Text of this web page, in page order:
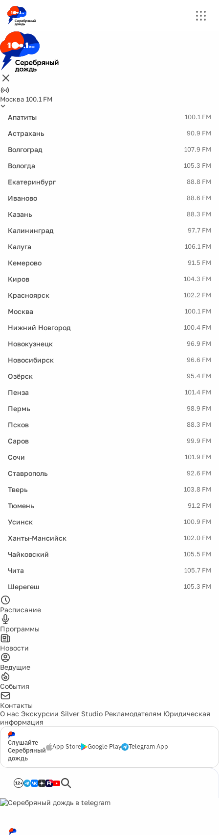
Москва 100.1 FM
Апатиты 100.1 FM
Астрахань 90.9 FM
Волгоград 107.9 FM
Вологда 105.3 FM
Екатеринбург 88.8 FM
Иваново 88.6 FM
Казань 88.3 FM
Калининград 97.7 FM
Калуга 106.1 FM
Кемерово 91.5 FM
Киров 104.3 FM
Красноярск 102.2 FM
Москва 100.1 FM
Нижний Новгород 100.4 FM
Новокузнецк 96.9 FM
Новосибирск 96.6 FM
Озёрск 95.4 FM
Пенза 101.4 FM
Пермь 98.9 FM
Псков 88.3 FM
Саров 99.9 FM
Сочи 101.9 FM
Ставрополь 92.6 FM
Тверь 103.8 FM
Тюмень 91.2 FM
Усинск 100.9 FM
Ханты-Мансийск 102.0 FM
Чайковский 105.5 FM
Чита 105.7 FM
Шерегеш 105.3 FM
Расписание
Программы
Новости
Ведущие
События
Контакты
О нас Экскурсии Silver Studio Рекламодателям Юридическая
информация
Слушайте
Серебряный
дождь
App Store Google Play Telegram App
12+